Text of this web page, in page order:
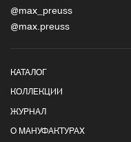
@max_preuss
@max.preuss
КАТАЛОГ
КОЛЛЕКЦИИ
ЖУРНАЛ
О МАНУФАКТУРАХ